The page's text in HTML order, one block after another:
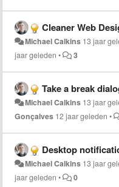
Cleaner Web
Michael Calkins 13 jaar
jaar geleden • 3
Take a break
Michael Calkins 13 jaar
Gonçalves 12 jaar geleden •
Desktop notifications
Michael Calkins 13 jaar
jaar geleden • 0